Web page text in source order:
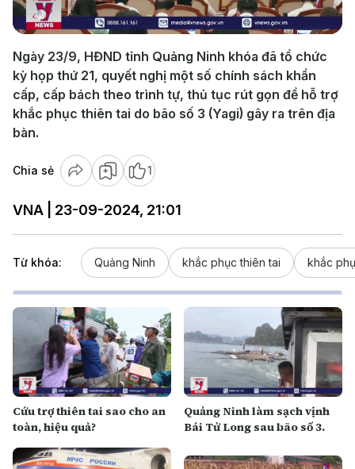
Video
Ngày 23/9, HĐND tỉnh Quảng Ninh khóa đã tổ chức
kỳ họp thứ 21, quyết nghị một số chính sách khẩn
cấp, cấp bách theo trình tự, thủ tục rút gọn để hỗ trợ
khắc phục thiên tai do bão số 3 (Yagi) gây ra trên địa
bàn.
Chia sẻ 1
VNA | 23-09-2024, 21:01
Từ khóa: Quảng Ninh khắc phục thiên tai khắc
Cứu trợ thiên tai sao cho an
toàn, hiệu quả?
Quảng Ninh làm sạch vịnh
Bái Tử Long sau bão số 3.